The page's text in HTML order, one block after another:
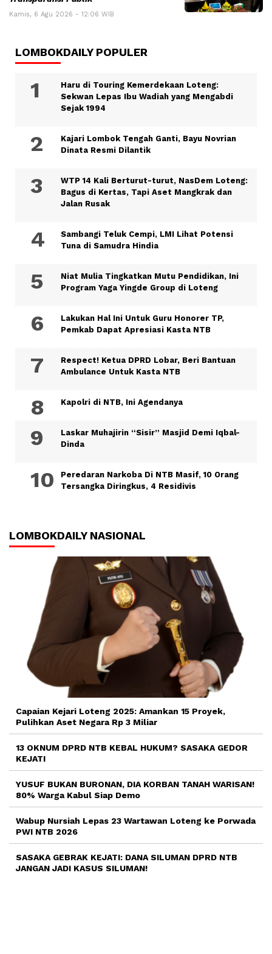
Kamis, 6 Agu 2026 - 12:06 WIB
LOMBOKDAILY POPULER
Haru di Touring Kemerdekaan Loteng:
Sekwan Lepas Ibu Wadiah yang Mengabdi
Sejak 1994
Kajari Lombok Tengah Ganti, Bayu Novrian
Dinata Resmi Dilantik
WTP 14 Kali Berturut-turut, NasDem Loteng:
Bagus di Kertas, Tapi Aset Mangkrak dan
Jalan Rusak
Sambangi Teluk Cempi, LMI Lihat Potensi
Tuna di Samudra Hindia
Niat Mulia Tingkatkan Mutu Pendidikan, Ini
Program Yaga Yingde Group di Loteng
Lakukan Hal Ini Untuk Guru Honorer TP,
Pemkab Dapat Apresiasi Kasta NTB
Respect! Ketua DPRD Lobar, Beri Bantuan
Ambulance Untuk Kasta NTB
Kapolri di NTB, Ini Agendanya
Laskar Muhajirin “Sisir” Masjid Demi Iqbal-
Dinda
Peredaran Narkoba Di NTB Masif, 10 Orang
Tersangka Diringkus, 4 Residivis
LOMBOKDAILY NASIONAL
Capaian Kejari Loteng 2025: Amankan 15 Proyek,
Pulihkan Aset Negara Rp 3 Miliar
13 OKNUM DPRD NTB KEBAL HUKUM? SASAKA GEDOR
KEJATI
YUSUF BUKAN BURONAN, DIA KORBAN TANAH WARISAN!
80% Warga Kabul Siap Demo
Wabup Nursiah Lepas 23 Wartawan Loteng ke Porwada
PWI NTB 2026
SASAKA GEBRAK KEJATI: DANA SILUMAN DPRD NTB
JANGAN JADI KASUS SILUMAN!